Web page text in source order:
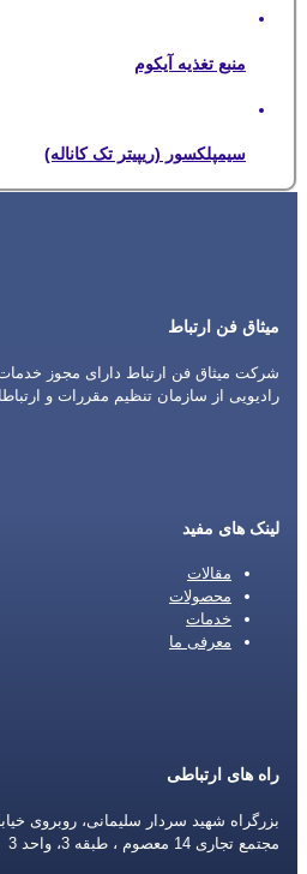
منبع تغذیه آیکوم
سیمپلکسور (ریپیتر تک کاناله)
میثاق فن ارتباط
شرکت میثاق فن ارتباط دارای مجوز
رادیویی از سازمان تنظیم مقررات و
لینک های مفید
مقالات
محصولات
خدمات
معرفی ما
راه های ارتباطی
بزرگراه شهید سردار سلیمانی، روبروی
مجتمع تجاری 14 معصوم ، طبقه 3، واحد 3